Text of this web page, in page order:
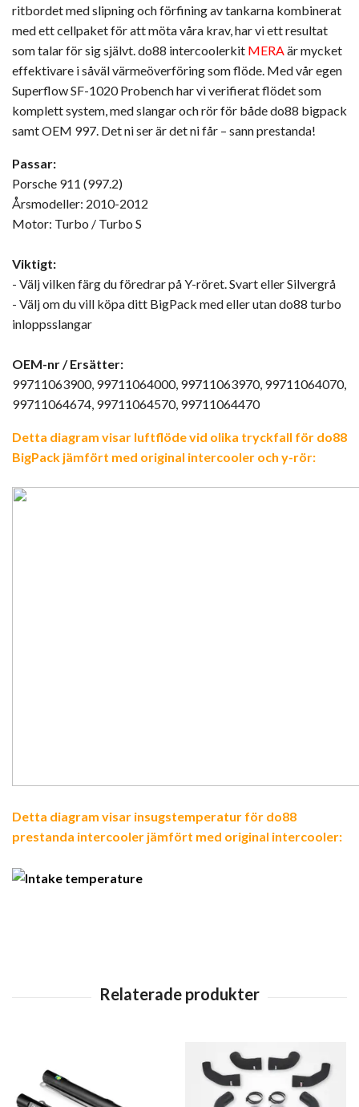
ritbordet med slipning och förfining av tankarna kombinerat
med ett cellpaket för att möta våra krav, har vi ett resultat
som talar för sig självt. do88 intercoolerkit MERAär mycket
effektivare i såväl värmeöverföring som flöde. Med vår egen
Superflow SF-1020 Probench har vi verifierat flödet som
komplett system, med slangar och rör för både do88 bigpack
samt OEM 997. Det ni ser är det ni får – sann prestanda!
Passar:
Porsche 911 (997.2)
Årsmodeller: 2010-2012
Motor: Turbo / Turbo S
Viktigt:
- Välj vilken färg du föredrar på Y-röret. Svart eller Silvergrå
- Välj om du vill köpa ditt BigPack med eller utan do88 turbo
inloppsslangar
OEM-nr / Ersätter:
99711063900, 99711064000, 99711063970, 99711064070,
99711064674, 99711064570, 99711064470
Detta diagram visar luftflöde vid olika tryckfall för do88
BigPack jämfört med original intercooler och y-rör:
Detta diagram visar insugstemperatur för do88
prestanda intercooler jämfört med original intercooler: